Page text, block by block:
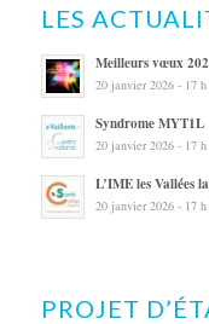
LES
Meilleurs vœux
20 janvier 2026 - 17
Syndrome MYT1L
20 janvier 2026 - 17
L’IME les Vallées
20 janvier 2026 - 17
PROJET